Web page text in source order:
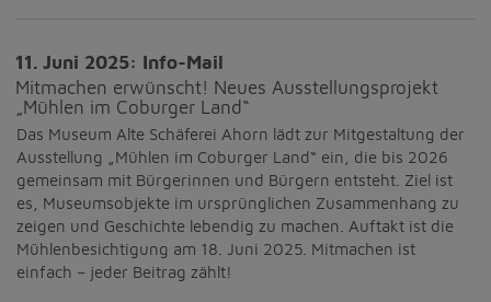
11. Juni 2025: Info-Mail
Mitmachen erwünscht! Neues Ausstellungsprojekt
„Mühlen im Coburger Land“
Das Museum Alte Schäferei Ahorn lädt zur Mitgestaltung der
Ausstellung „Mühlen im Coburger Land“ ein, die bis 2026
gemeinsam mit Bürgerinnen und Bürgern entsteht. Ziel ist
es, Museumsobjekte im ursprünglichen Zusammenhang zu
zeigen und Geschichte lebendig zu machen. Auftakt ist die
Mühlenbesichtigung am 18. Juni 2025. Mitmachen ist
einfach – jeder Beitrag zählt!